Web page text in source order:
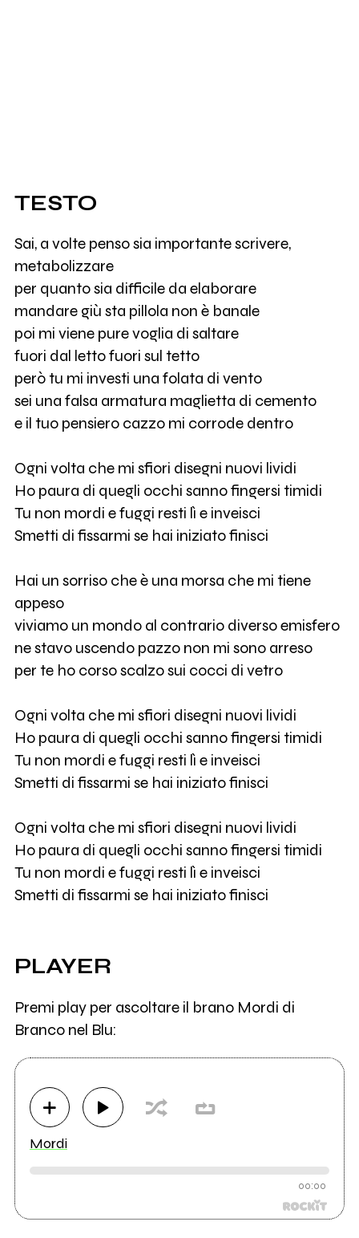
TESTO
Sai, a volte penso sia importante scrivere,
metabolizzare
per quanto sia difficile da elaborare
mandare giù sta pillola non è banale
poi mi viene pure voglia di saltare
fuori dal letto fuori sul tetto
però tu mi investi una folata di vento
sei una falsa armatura maglietta di cemento
e il tuo pensiero cazzo mi corrode dentro
Ogni volta che mi sfiori disegni nuovi lividi
Ho paura di quegli occhi sanno fingersi timidi
Tu non mordi e fuggi resti lì e inveisci
Smetti di fissarmi se hai iniziato finisci
Hai un sorriso che è una morsa che mi tiene
appeso
viviamo un mondo al contrario diverso emisfero
ne stavo uscendo pazzo non mi sono arreso
per te ho corso scalzo sui cocci di vetro
Ogni volta che mi sfiori disegni nuovi lividi
Ho paura di quegli occhi sanno fingersi timidi
Tu non mordi e fuggi resti lì e inveisci
Smetti di fissarmi se hai iniziato finisci
Ogni volta che mi sfiori disegni nuovi lividi
Ho paura di quegli occhi sanno fingersi timidi
Tu non mordi e fuggi resti lì e inveisci
Smetti di fissarmi se hai iniziato finisci
PLAYER
Premi play per ascoltare il brano Mordi di
Branco nel Blu:
Mordi
00:00